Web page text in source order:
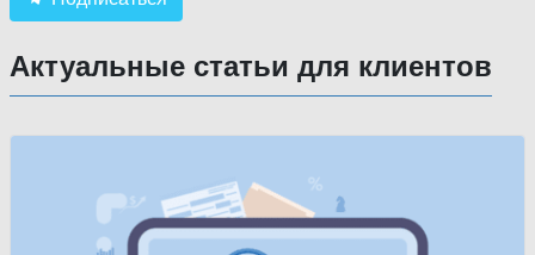
Актуальные статьи для клиентов